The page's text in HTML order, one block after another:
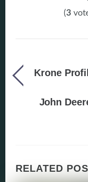
(3
Krone
John
RELATED